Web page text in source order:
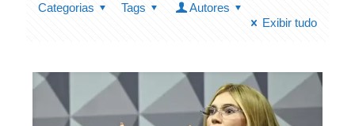
Categorias Tags
Autores
Exibir tudo